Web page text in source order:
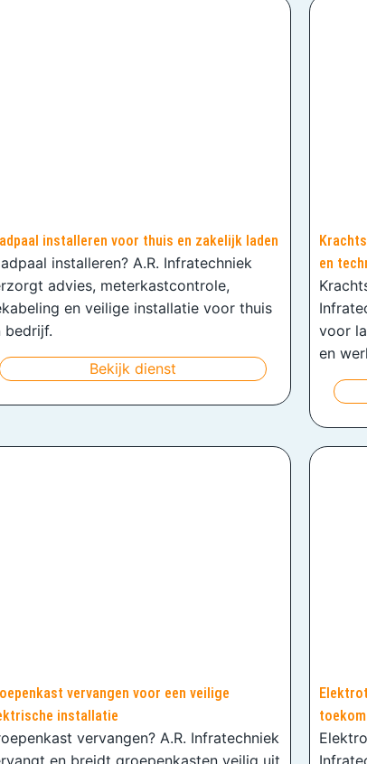
installeren voor thuis en zakelijk laden
installeren? A.R. Infratechniek
advies, meterkastcontrole,
en veilige installatie voor thuis
bedrijf.
Bekijk dienst
en
voor
en
vervangen voor een veilige
installatie
vervangen? A.R. Infratechniek